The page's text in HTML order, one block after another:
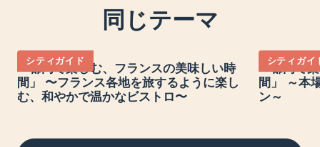
同じテーマ
シティガイド
「都内で楽しむ、フランスの美味しい時
間」 〜フランス各地を旅するように楽し
む、和やかで温かなビストロ〜
シティガイ
「都内で
間」 ～本
ン～